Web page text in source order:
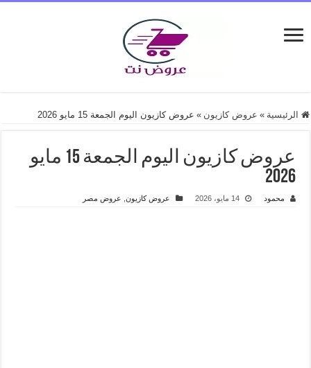
الرئيسية » عروض كازيون » عروض كازيون اليوم الجمعة 15 مايو 2026
عروض كازيون اليوم الجمعة 15 مايو
2026
محمود 14 مايو، 2026 عروض كازيون, عروض مصر